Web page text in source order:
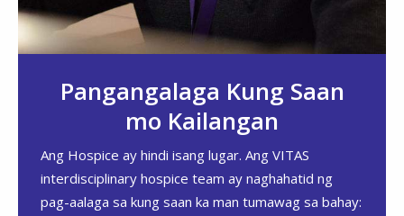
Pangangalaga Kung Saan
mo Kailangan
Ang Hospice ay hindi isang lugar. Ang VITAS
interdisciplinary hospice team ay naghahatid ng
pag-aalaga sa kung saan ka man tumawag sa bahay: